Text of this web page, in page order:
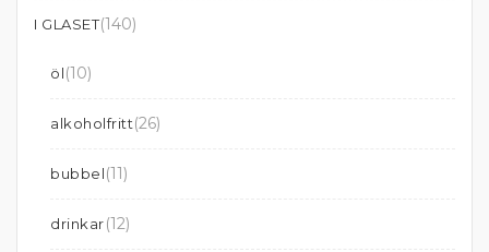
I GLASET(140)
öl(10)
alkoholfritt(26)
bubbel(11)
drinkar(12)